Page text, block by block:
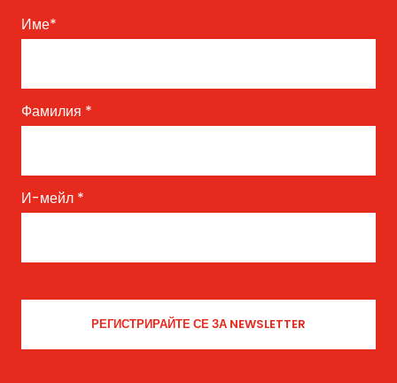
Име*
Фамилия *
И-мейл *